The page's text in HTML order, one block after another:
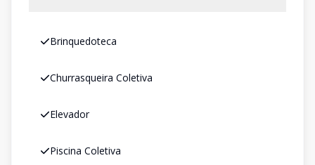
Brinquedoteca
Churrasqueira Coletiva
Elevador
Piscina Coletiva